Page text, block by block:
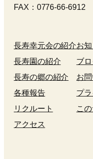
FAX：0776-66-6912
長寿幸元会の紹介
長寿園の紹介
長寿の郷の紹介
各種報告
リクルート
アクセス
お
ブ
お
プ
こ